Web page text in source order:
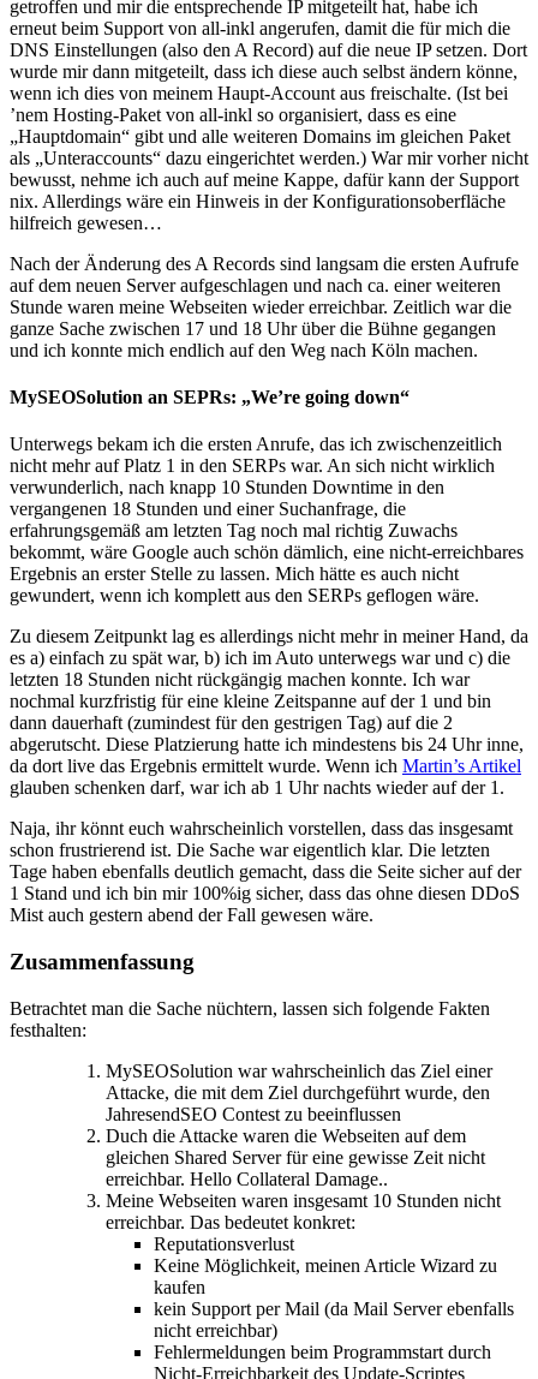
getroffen und mir die entsprechende IP mitgeteilt hat, habe ich
erneut beim Support von all-inkl angerufen, damit die für mich die
DNS Einstellungen (also den A Record) auf die neue IP setzen. Dort
wurde mir dann mitgeteilt, dass ich diese auch selbst ändern könne,
wenn ich dies von meinem Haupt-Account aus freischalte. (Ist bei
’nem Hosting-Paket von all-inkl so organisiert, dass es eine
„Hauptdomain“ gibt und alle weiteren Domains im gleichen Paket
als „Unteraccounts“ dazu eingerichtet werden.) War mir vorher nicht
bewusst, nehme ich auch auf meine Kappe, dafür kann der Support
nix. Allerdings wäre ein Hinweis in der Konfigurationsoberfläche
hilfreich gewesen…
Nach der Änderung des A Records sind langsam die ersten Aufrufe
auf dem neuen Server aufgeschlagen und nach ca. einer weiteren
Stunde waren meine Webseiten wieder erreichbar. Zeitlich war die
ganze Sache zwischen 17 und 18 Uhr über die Bühne gegangen
und ich konnte mich endlich auf den Weg nach Köln machen.
MySEOSolution an SEPRs: „We’re going down“
Unterwegs bekam ich die ersten Anrufe, das ich zwischenzeitlich
nicht mehr auf Platz 1 in den SERPs war. An sich nicht wirklich
verwunderlich, nach knapp 10 Stunden Downtime in den
vergangenen 18 Stunden und einer Suchanfrage, die
erfahrungsgemäß am letzten Tag noch mal richtig Zuwachs
bekommt, wäre Google auch schön dämlich, eine nicht-erreichbares
Ergebnis an erster Stelle zu lassen. Mich hätte es auch nicht
gewundert, wenn ich komplett aus den SERPs geflogen wäre.
Zu diesem Zeitpunkt lag es allerdings nicht mehr in meiner Hand, da
es a) einfach zu spät war, b) ich im Auto unterwegs war und c) die
letzten 18 Stunden nicht rückgängig machen konnte. Ich war
nochmal kurzfristig für eine kleine Zeitspanne auf der 1 und bin
dann dauerhaft (zumindest für den gestrigen Tag) auf die 2
abgerutscht. Diese Platzierung hatte ich mindestens bis 24 Uhr inne,
da dort live das Ergebnis ermittelt wurde. Wenn ich Martin’s Artikel
glauben schenken darf, war ich ab 1 Uhr nachts wieder auf der 1.
Naja, ihr könnt euch wahrscheinlich vorstellen, dass das insgesamt
schon frustrierend ist. Die Sache war eigentlich klar. Die letzten
Tage haben ebenfalls deutlich gemacht, dass die Seite sicher auf der
1 Stand und ich bin mir 100%ig sicher, dass das ohne diesen DDoS
Mist auch gestern abend der Fall gewesen wäre.
Zusammenfassung
Betrachtet man die Sache nüchtern, lassen sich folgende Fakten
festhalten:
MySEOSolution war wahrscheinlich das Ziel einer
Attacke, die mit dem Ziel durchgeführt wurde, den
JahresendSEO Contest zu beeinflussen
Duch die Attacke waren die Webseiten auf dem
gleichen Shared Server für eine gewisse Zeit nicht
erreichbar. Hello Collateral Damage..
Meine Webseiten waren insgesamt 10 Stunden nicht
erreichbar. Das bedeutet konkret:
Reputationsverlust
Keine Möglichkeit, meinen Article Wizard zu
kaufen
kein Support per Mail (da Mail Server ebenfalls
nicht erreichbar)
Fehlermeldungen beim Programmstart durch
Nicht-Erreichbarkeit des Update-Scriptes